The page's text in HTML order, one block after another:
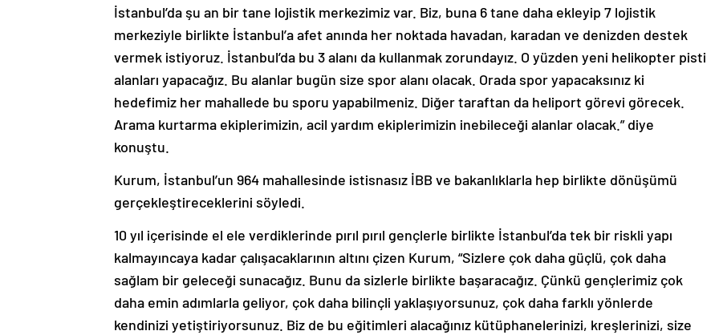
İstanbul’da şu an bir tane lojistik merkezimiz var. Biz, buna 6 tane daha ekleyip 7 lojistik
merkeziyle birlikte İstanbul’a afet anında her noktada havadan, karadan ve denizden destek
vermek istiyoruz. İstanbul’da bu 3 alanı da kullanmak zorundayız. O yüzden yeni helikopter pisti
alanları yapacağız. Bu alanlar bugün size spor alanı olacak. Orada spor yapacaksınız ki
hedefimiz her mahallede bu sporu yapabilmeniz. Diğer taraftan da heliport görevi görecek.
Arama kurtarma ekiplerimizin, acil yardım ekiplerimizin inebileceği alanlar olacak.” diye
konuştu.
Kurum, İstanbul’un 964 mahallesinde istisnasız İBB ve bakanlıklarla hep birlikte dönüşümü
gerçekleştireceklerini söyledi.
10 yıl içerisinde el ele verdiklerinde pırıl pırıl gençlerle birlikte İstanbul’da tek bir riskli yapı
kalmayıncaya kadar çalışacaklarının altını çizen Kurum, “Sizlere çok daha güçlü, çok daha
sağlam bir geleceği sunacağız. Bunu da sizlerle birlikte başaracağız. Çünkü gençlerimiz çok
daha emin adımlarla geliyor, çok daha bilinçli yaklaşıyorsunuz, çok daha farklı yönlerde
kendinizi yetiştiriyorsunuz. Biz de bu eğitimleri alacağınız kütüphanelerinizi, kreşlerinizi, size